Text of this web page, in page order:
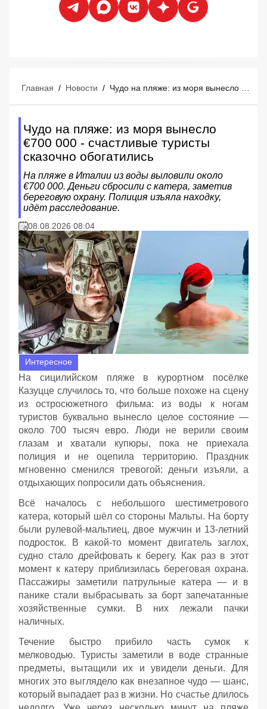
Главная / Новости / Чудо на пляже: из моря вынесло €700 000 - счастливые туристы сказочно обогатились
Чудо на пляже: из моря вынесло
€700 000 - счастливые туристы
сказочно обогатились
На пляже в Италии из воды выловили около
€700 000. Деньги сбросили с катера, заметив
береговую охрану. Полиция изъяла находку,
идёт расследование.
08.08.2026 08:04
Интересное
На сицилийском пляже в курортном посёлке
Казуцце случилось то, что больше похоже на сцену
из остросюжетного фильма: из воды к ногам
туристов буквально вынесло целое состояние —
около 700 тысяч евро. Люди не верили своим
глазам и хватали купюры, пока не приехала
полиция и не оцепила территорию. Праздник
мгновенно сменился тревогой: деньги изъяли, а
отдыхающих попросили дать объяснения.
Всё началось с небольшого шестиметрового
катера, который шёл со стороны Мальты. На борту
были рулевой‑мальтиец, двое мужчин и 13‑летний
подросток. В какой‑то момент двигатель заглох,
судно стало дрейфовать к берегу. Как раз в этот
момент к катеру приблизилась береговая охрана.
Пассажиры заметили патрульные катера — и в
панике стали выбрасывать за борт запечатанные
хозяйственные сумки. В них лежали пачки
наличных.
Течение быстро прибило часть сумок к
мелководью. Туристы заметили в воде странные
предметы, вытащили их и увидели деньги. Для
многих это выглядело как внезапное чудо — шанс,
который выпадает раз в жизни. Но счастье длилось